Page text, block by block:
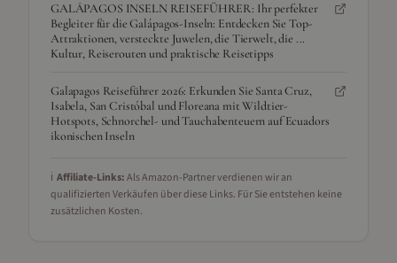
GALÁPAGOS INSELN REISEFÜHRER: Ihr perfekter
Begleiter für die Galápagos-Inseln: Entdecken Sie Top-
Attraktionen, versteckte Juwelen, die Tierwelt, die ...
Kultur, Reiserouten und praktische Reisetipps
Galapagos Reiseführer 2026: Erkunden Sie Santa Cruz,
Isabela, San Cristóbal und Floreana mit Wildtier-
Hotspots, Schnorchel- und Tauchabenteuern auf Ecuadors
ikonischen Inseln
ℹ️ Affiliate-Links:Als Amazon-Partner verdienen wir an
qualifizierten Verkäufen über diese Links. Für Sie entstehen keine
zusätzlichen Kosten.